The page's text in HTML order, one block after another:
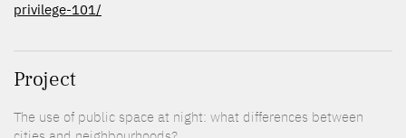
privilege-101/
Project
The use of public space at night: what differences between